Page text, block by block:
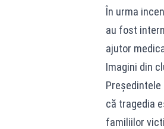
În urma
au fost
ajutor
Imagini din
Președintele
că tragedia
familiilor